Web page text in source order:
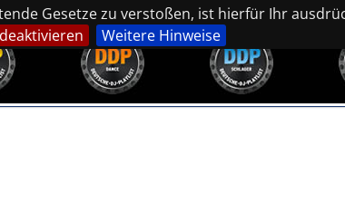
Gesetze zu verstoßen, ist hierfür Ihr
Weitere Hinweise